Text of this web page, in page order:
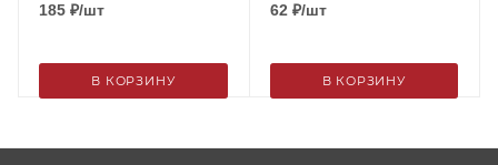
185 ₽/шт
В КОРЗИНУ
62 ₽/шт
В КОРЗИНУ